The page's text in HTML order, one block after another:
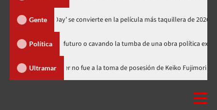
Gente
‘Spider-Man: Brand New Day’ se convierte en la película más
Política
futuro o cavando la tumba de una obra política exitosa”
Ultramar Luis Abinader no fue a la toma de posesión de